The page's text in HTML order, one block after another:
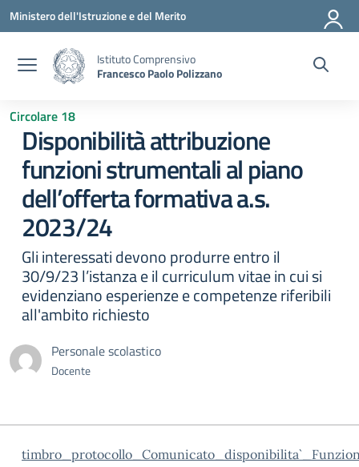
Vai ai contenuti
Vai al menu di navigazione
Vai al footer
Ministero dell'Istruzione e del Merito
Istituto Comprensivo
Francesco Paolo Polizzano
Circolare 18
Disponibilità attribuzione
funzioni strumentali al piano
dell’offerta formativa a.s.
2023/24
Gli interessati devono produrre entro il
30/9/23 l’istanza e il curriculum vitae in cui si
evidenziano esperienze e competenze riferibili
all'ambito richiesto
Personale scolastico
Docente